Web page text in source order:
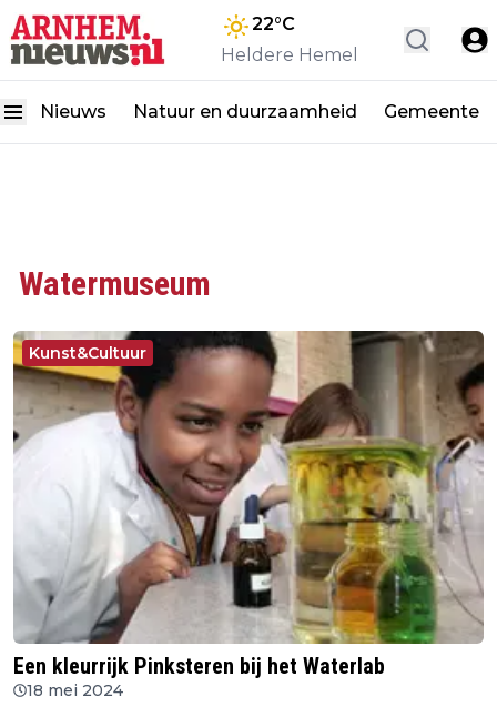
22°C
Heldere Hemel
Nieuws Natuur en duurzaamheid Gemeente
Watermuseum
Kunst&Cultuur
Een kleurrijk Pinksteren bij het Waterlab
18 mei 2024